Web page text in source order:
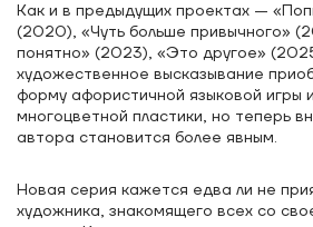
Как и в предыдущих проектах —
(2020), «Чуть больше привычного»
понятно» (2023), «Это другое»
художественное высказывание
форму афористичной языковой игры
многоцветной пластики, но теперь
автора становится более явным.
Новая серия кажется едва ли не
художника, знакомящего всех со